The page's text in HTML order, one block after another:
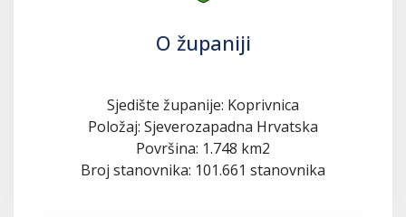
O županiji
Sjedište županije: Koprivnica
Položaj: Sjeverozapadna Hrvatska
Površina: 1.748 km2
Broj stanovnika: 101.661 stanovnika